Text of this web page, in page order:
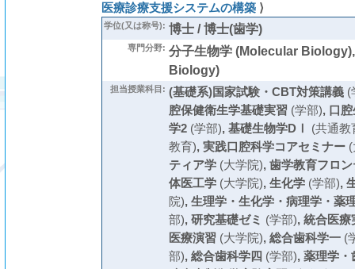
医療診療支援システムの構築⟩
学位(又は称号): 博士 / 博士(歯学)
専門分野: 分子生物学 (Molecular
Biology)
担当授業科目: (基礎系)国家試験・CBT対策講義(
腔保健衛生学基礎実習 (学部), 口
学2(学部), 基礎生物学DⅠ
(共通教
教育), 実践口腔科学コアセミナー(
ティア学(大学院), 歯学教育フロ
体医工学(大学院), 生化学(学部),
院), 生理学・生化学・病理学・薬
部), 研究基礎ゼミ (学部), 統合医療
医療演習 (大学院), 総合歯科学一(
部), 総合歯科学四 (学部), 薬理学・